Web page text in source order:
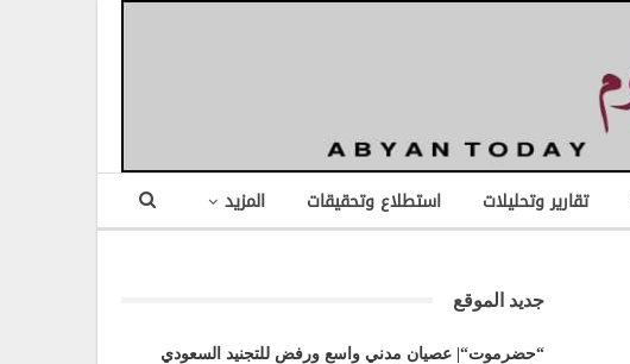
تقارير وتحليلات استطلاع وتحقيقات المزيد
جديد الموقع
“حضرموت“| عصيان مدني واسع ورفض للتجنيد السعودي